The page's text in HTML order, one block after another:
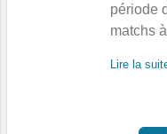
période
matchs
Lire la